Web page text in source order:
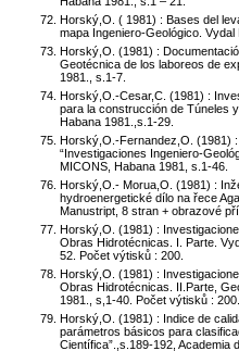
Horský,O. ( 1981) : Bases del
mapa Ingeniero-Geológico.
Horský,O. (1981) :
Geotécnica de los laboreos de
1981., s.1-7.
Horský,O.-Cesar,C. (1981) :
para la construcción de Túneles
Habana 1981.,s.1-29.
Horský,O.-Fernandez,O. (1981)
“Investigaciones Ingeniero-
MICONS, Habana 1981, s.1-46.
Horský,O.- Morua,O. (1981) :
hydroenergetické dílo na řece
Manustript, 8 stran + obrazové
Horský,O. (1981) :
Obras Hidrotécnicas. I. Parte.
52. Počet výtisků : 200.
Horský,O. (1981) :
Obras Hidrotécnicas. II.Parte,
1981., s,1-40. Počet výtisků : 200.
Horský,O. (1981) : Indice de
parámetros básicos para
Científica”.,s.189-192, Academia